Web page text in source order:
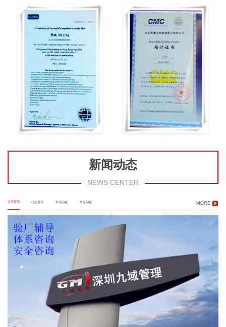
新闻动态
NEWS CENTER
公司新闻 行业资讯 常见问题 常见问题 MORE